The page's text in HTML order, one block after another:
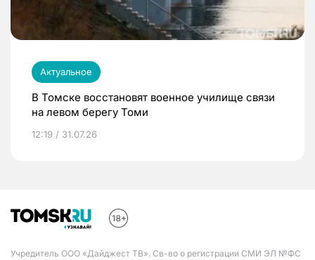
Актуальное
В Томске восстановят военное училище связи
на левом берегу Томи
12:19 / 31.07.26
Учредитель ООО «Дайджест ТВ». Св-во о регистрации СМИ ЭЛ №ФС